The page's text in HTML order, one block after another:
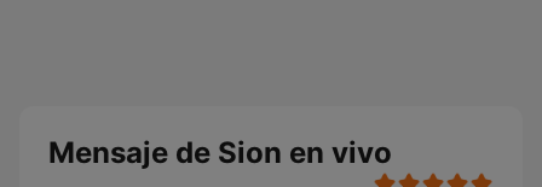
Mensaje de Sion en vivo